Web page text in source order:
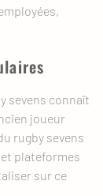
sevens connaît
joueur
rugby sevens
plateformes
sur ce